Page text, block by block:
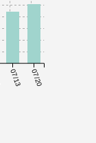
07/13 07/20